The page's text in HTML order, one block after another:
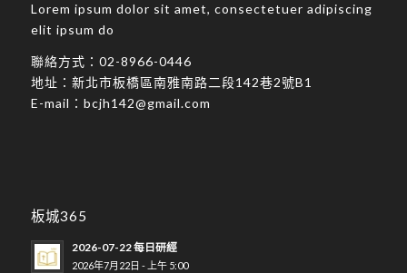
Lorem ipsum dolor sit amet, consectetuer adipiscing
elit ipsum do
聯絡方式： 02-8966-0446
地址： 新北市板橋區南雅南路二段142巷2號B1
E-mail： bcjh142@gmail.com
板城365
2026-07-22 每日研經
2026年7月22日 - 上午 5:00